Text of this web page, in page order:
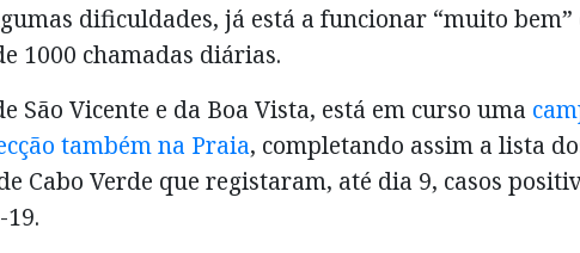
dificuldades, já está a funcionar “muito bem”
1000 chamadas diárias.
São Vicente e da Boa Vista, está em curso uma
também na Praia, completando assim a lista
Cabo Verde que registaram, até dia 9, casos
19.